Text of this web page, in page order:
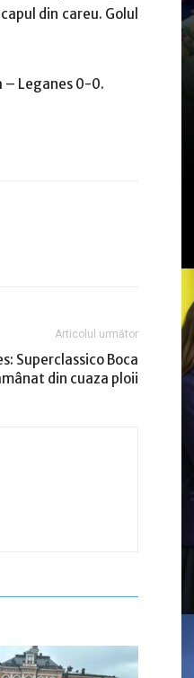
din careu. Golul
– Leganes 0-0.
Articolul următor
Superclassico Boca
din cuaza ploii